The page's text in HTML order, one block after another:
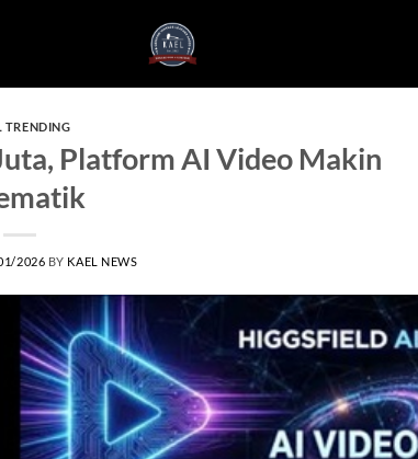
TRENDING
Platform AI Video Makin
2026 BY KAEL NEWS